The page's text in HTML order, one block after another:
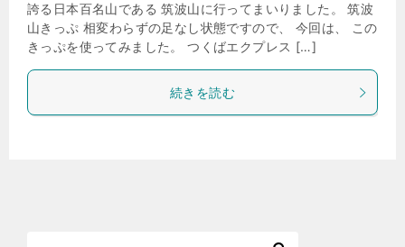
誇る日本百名山である 筑波山に行ってまいりました。 筑波
山きっぷ 相変わらずの足なし状態ですので、 今回は、 この
きっぷを使ってみました。 つくばエクプレス […]
続きを読む